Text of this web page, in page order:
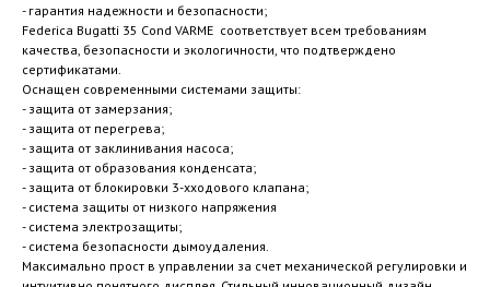
- гарантия надежности и безопасности;
Federica Bugatti 35 Cond VARME соответствует всем требованиям
качества, безопасности и экологичности, что подтверждено
сертификатами.
Оснащен современными системами защиты:
- защита от замерзания;
- защита от перегрева;
- защита от заклинивания насоса;
- защита от образования конденсата;
- защита от блокировки 3-хходового клапана;
- система защиты от низкого напряжения
- система электрозащиты;
- система безопасности дымоудаления.
Максимально прост в управлении за счет механической регулировки и